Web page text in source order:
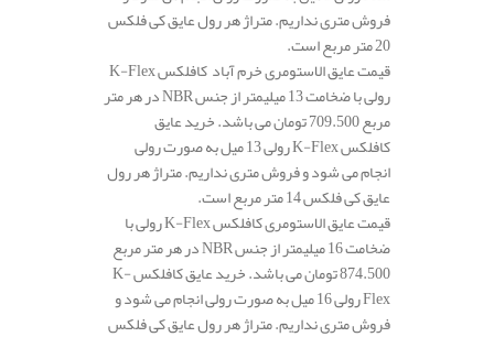
فروش متری نداریم. متراژ هر رول عایق کی فلکس
20 متر مربع است.
قیمت عایق الاستومری خرم آباد کافلکس K-Flex
رولی با ضخامت 13 میلیمتر از جنس NBR در هر متر
مربع 709.500 تومان می باشد. خرید عایق
کافلکس K-Flex رولی 13 میل به صورت رولی
انجام می شود و فروش متری نداریم. متراژ هر رول
عایق کی فلکس 14 متر مربع است.
قیمت عایق الاستومری کافلکس K-Flex رولی با
ضخامت 16 میلیمتر از جنس NBR در هر متر مربع
874.500 تومان می باشد. خرید عایق کافلکس K-
Flex رولی 16 میل به صورت رولی انجام می شود و
فروش متری نداریم. متراژ هر رول عایق کی فلکس